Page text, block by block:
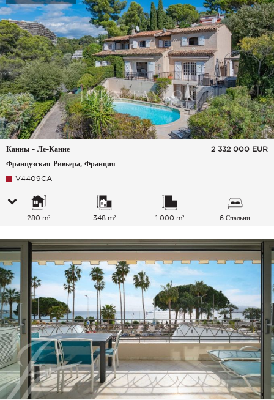
Канны - Ле-Канне
Французская Ривьера, Франция
2 332 000 EUR
V4409CA
280 m² 348 m² 1 000 m² 6 Спальни